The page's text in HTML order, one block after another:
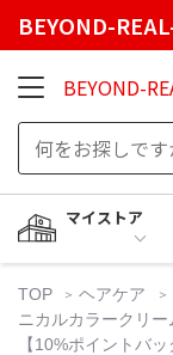
BEYOND-
BEYOND-
マイストア
TOP ヘアケア
ニカルカラークリ
【10%ポイントバ